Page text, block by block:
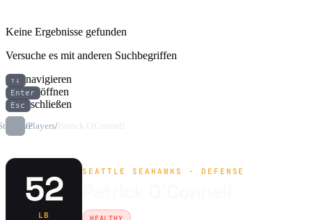
Keine Ergebnisse gefunden
Versuche es mit anderen Suchbegriffen
↑↓ navigieren
Enter öffnen
Esc schließen
/Players/Patrick O'Connell
52
LB
SEATTLE SEAHAWKS · DEFENSE
HEALTHY